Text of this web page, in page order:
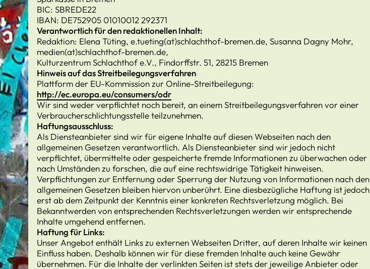
BIC: SBREDE22
IBAN: DE752905 01010012 292371
Verantwortlich für den redaktionellen Inhalt:
Redaktion: Elena Tüting, e.tueting(at)schlachthof-bremen.de, Susanna Dagny Mohr,
medien(at)schlachthof-bremen.de,
Kulturzentrum Schlachthof e.V., Findorffstr. 51, 28215 Bremen
Hinweis auf das Streitbeilegungsverfahren
Plattform der EU-Kommission zur Online-Streitbeilegung:
http://ec.europa.eu/consumers/odr
Wir sind weder verpflichtet noch bereit, an einem Streitbeilegungsverfahren vor einer
Verbraucherschlichtungsstelle teilzunehmen.
Haftungsausschluss:
Als Diensteanbieter sind wir für eigene Inhalte auf diesen Webseiten nach den
allgemeinen Gesetzen verantwortlich. Als Diensteanbieter sind wir jedoch nicht
verpflichtet, übermittelte oder gespeicherte fremde Informationen zu überwachen oder
nach Umständen zu forschen, die auf eine rechtswidrige Tätigkeit hinweisen.
Verpflichtungen zur Entfernung oder Sperrung der Nutzung von Informationen nach den
allgemeinen Gesetzen bleiben hiervon unberührt. Eine diesbezügliche Haftung ist jedoch
erst ab dem Zeitpunkt der Kenntnis einer konkreten Rechtsverletzung möglich. Bei
Bekanntwerden von entsprechenden Rechtsverletzungen werden wir entsprechende
Inhalte umgehend entfernen.
Haftung für Links:
Unser Angebot enthält Links zu externen Webseiten Dritter, auf deren Inhalte wir keinen
Einfluss haben. Deshalb können wir für diese fremden Inhalte auch keine Gewähr
übernehmen. Für die Inhalte der verlinkten Seiten ist stets der jeweilige Anbieter oder